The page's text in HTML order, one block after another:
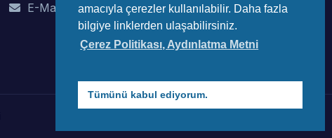
E-Mail : info@wec-turkiye.org.tr
amacıyla çerezler kullanılabilir. Daha fazla
bilgiye linklerden ulaşabilirsiniz.
Çerez Politikası, Aydınlatma Metni
Tümünü kabul ediyorum.